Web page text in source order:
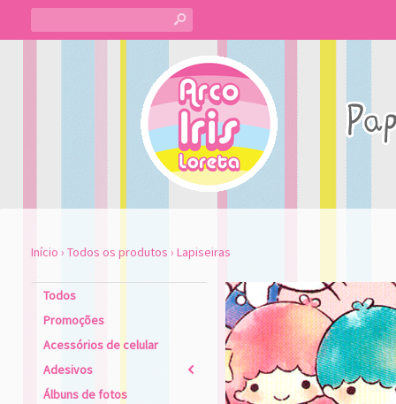
s
Início › Todos os produtos › Lapiseiras
Todos
Promoções
Acessórios de celular
Adesivos
2
Álbuns de fotos